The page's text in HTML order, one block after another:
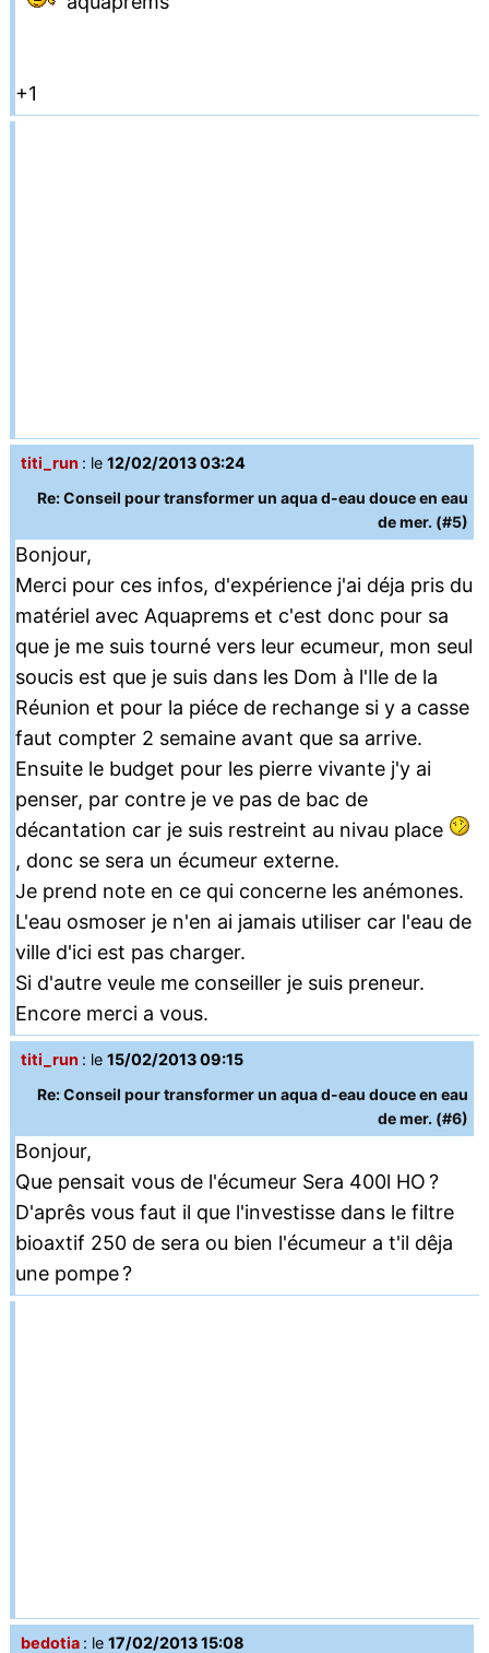
+1
titi_run : le 12/02/2013 03:24
Re: Conseil pour transformer un aqua d-eau douce en eau
de mer. (#5)
Bonjour,
Merci pour ces infos, d'expérience j'ai déja pris du
matériel avec Aquaprems et c'est donc pour sa
que je me suis tourné vers leur ecumeur, mon seul
soucis est que je suis dans les Dom à l'Ile de la
Réunion et pour la piéce de rechange si y a casse
faut compter 2 semaine avant que sa arrive.
Ensuite le budget pour les pierre vivante j'y ai
penser, par contre je ve pas de bac de
décantation car je suis restreint au nivau place
, donc se sera un écumeur externe.
Je prend note en ce qui concerne les anémones.
L'eau osmoser je n'en ai jamais utiliser car l'eau de
ville d'ici est pas charger.
Si d'autre veule me conseiller je suis preneur.
Encore merci a vous.
titi_run : le 15/02/2013 09:15
Re: Conseil pour transformer un aqua d-eau douce en eau
de mer. (#6)
Bonjour,
Que pensait vous de l'écumeur Sera 400l HO ?
D'aprês vous faut il que l'investisse dans le filtre
bioaxtif 250 de sera ou bien l'écumeur a t'il dêja
une pompe ?
bedotia: le 17/02/2013 15:08